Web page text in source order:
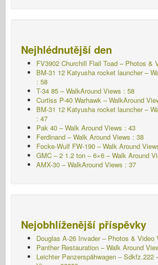
Nejhlédnutější den
FV3902 Churchill Flail Toad – Photos &
BM-31 12 Katyusha rocket launcher –
: 58
T-34 85 – WalkAround Views : 58
Curtiss P-40 Warhawk – WalkAround
BM-31 12 Katyusha rocket launcher –
: 47
Pak 40 – Walk Around Views : 43
Ferdinand – Walk Around Views : 38
Focke-Wulf FW-190 – Walk Around
GMC – 2 1.2 ton – 6×6 – Walk Around
AMX-30 – WalkAround Views : 37
Nejobhlíženější příspěvky
Douglas A-26 Invader – Photos & Video
Panther Restauration – Walk Around
Leichter Panzerspähwagen – Sdkfz.222